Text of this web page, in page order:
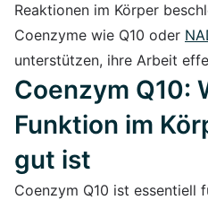
Reaktionen im Körper
Coenzyme wie Q10 oder
unterstützen, ihre Arbeit
Coenzym Q10:
Funktion im
gut ist
Coenzym Q10 ist essentiell